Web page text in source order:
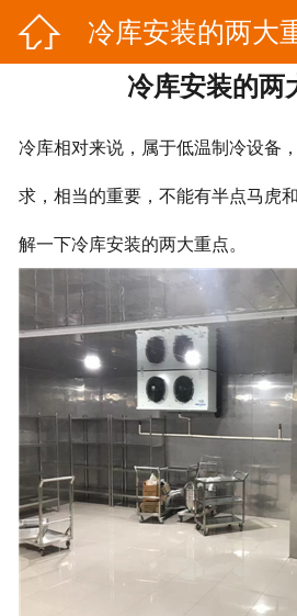
 冷库安装的两大
冷库安装的两
冷库相对来说，属于低温制冷设备
求，相当的重要，不能有半点马虎
解一下冷库安装的两大重点。